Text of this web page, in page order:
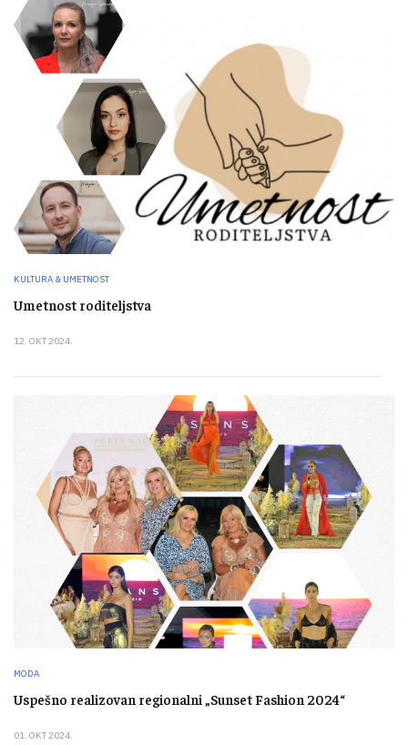
KULTURA & UMETNOST
Umetnost roditeljstva
12. OKT 2024.
MODA
Uspešno realizovan regionalni „Sunset Fashion 2024“
01. OKT 2024.